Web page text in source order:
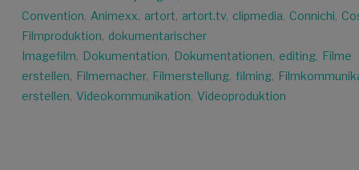
Convention, Animexx, artort, artort.tv, clipmedia, Connichi,
Filmproduktion, dokumentarischer
Imagefilm, Dokumentation, Dokumentationen, editing, Filme
erstellen, Filmemacher, Filmerstellung, filming,
erstellen, Videokommunikation, Videoproduktion